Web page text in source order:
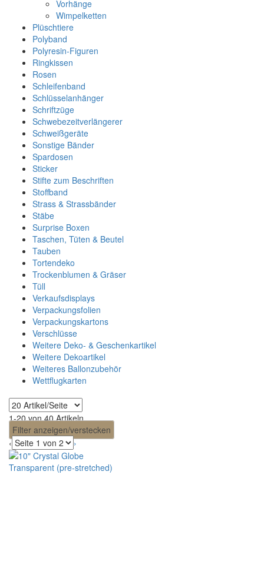
Vorhänge
Wimpelketten
Plüschtiere
Polyband
Polyresin-Figuren
Ringkissen
Rosen
Schleifenband
Schlüsselanhänger
Schriftzüge
Schwebezeitverlängerer
Schweißgeräte
Sonstige Bänder
Spardosen
Sticker
Stifte zum Beschriften
Stoffband
Strass & Strassbänder
Stäbe
Surprise Boxen
Taschen, Tüten & Beutel
Tauben
Tortendeko
Trockenblumen & Gräser
Tüll
Verkaufsdisplays
Verpackungsfolien
Verpackungskartons
Verschlüsse
Weitere Deko- & Geschenkartikel
Weitere Dekoartikel
Weiteres Ballonzubehör
Wettflugkarten
1-20 von 40 Artikeln
Filter anzeigen/verstecken
‹
›